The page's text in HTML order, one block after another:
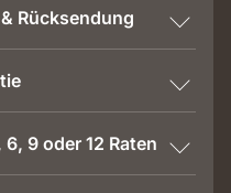
Rücksendung
9 oder 12 Raten